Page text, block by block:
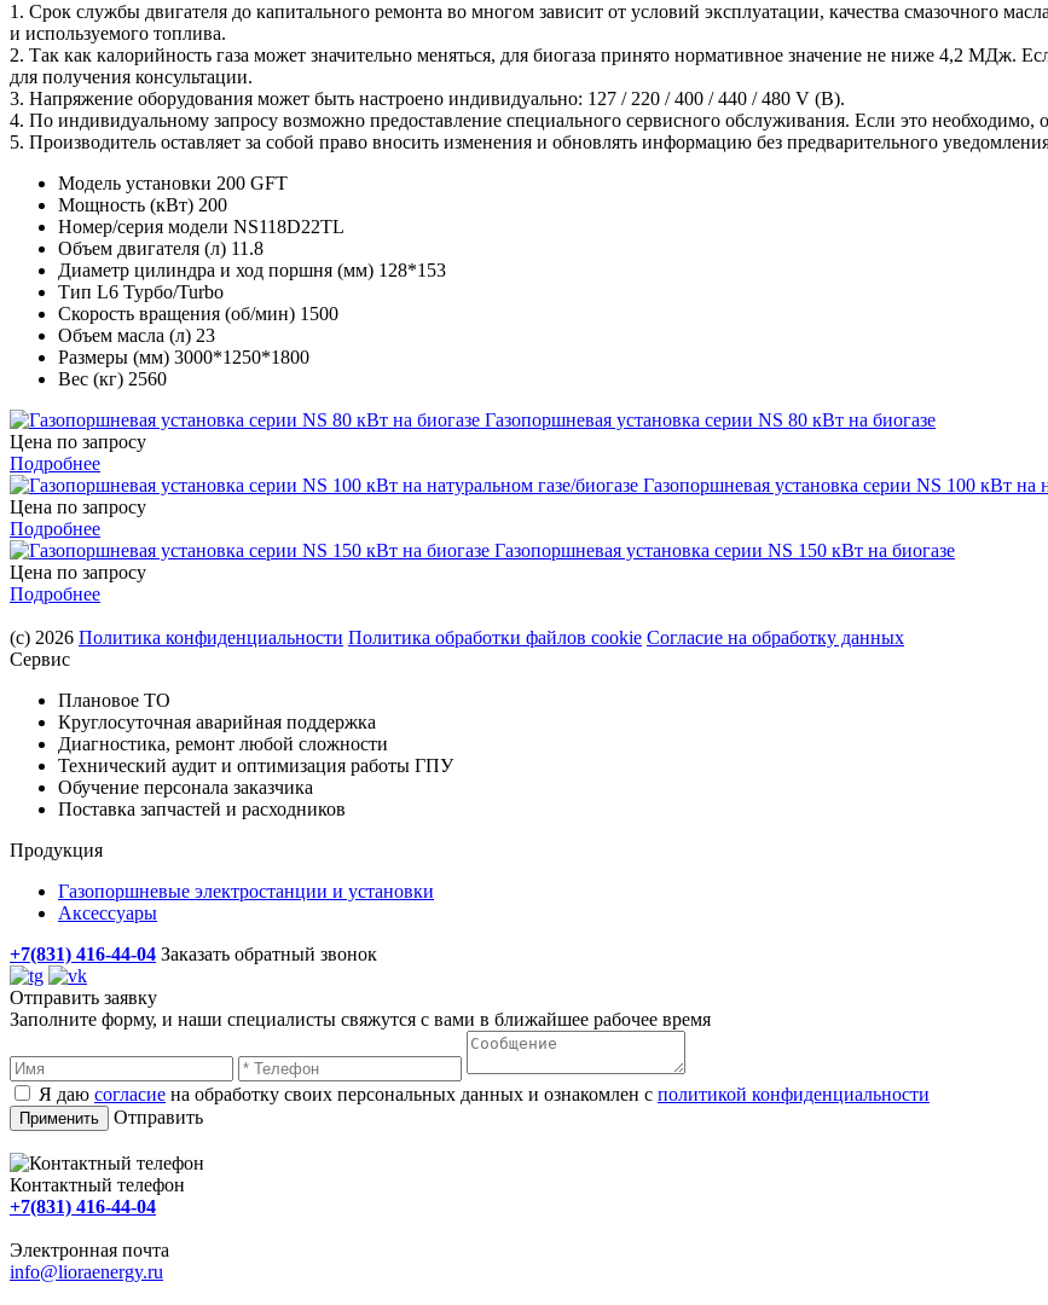
1. Срок службы двигателя до капитального ремонта во многом зависит от условий эксплуатации, качества смазочного
и используемого топлива.
2. Так как калорийность газа может значительно меняться, для биогаза принято нормативное значение не ниже 4,2 МДж.
для получения консультации.
3. Напряжение оборудования может быть настроено индивидуально: 127 / 220 / 400 / 440 / 480 V (В).
4. По индивидуальному запросу возможно предоставление специального сервисного обслуживания. Если это необходимо,
5. Производитель оставляет за собой право вносить изменения и обновлять информацию без предварительного
Модель установки 200 GFT
Мощность (кВт) 200
Номер/серия модели NS118D22TL
Объем двигателя (л) 11.8
Диаметр цилиндра и ход поршня (мм) 128*153
Тип L6 Турбо/Turbo
Скорость вращения (об/мин) 1500
Объем масла (л) 23
Размеры (мм) 3000*1250*1800
Вес (кг) 2560
Газопоршневая установка серии NS 80 кВт на биогазе
Цена по запросу
Подробнее
Газопоршневая установка серии NS 100 кВт на
Цена по запросу
Подробнее
Газопоршневая установка серии NS 150 кВт на биогазе
Цена по запросу
Подробнее
(с) 2026 Политика конфиденциальности Политика обработки файлов cookie Согласие на обработку данных
Сервис
Плановое ТО
Круглосуточная аварийная поддержка
Диагностика, ремонт любой сложности
Технический аудит и оптимизация работы ГПУ
Обучение персонала заказчика
Поставка запчастей и расходников
Продукция
Газопоршневые электростанции и установки
Аксессуары
+7(831) 416-44-04 Заказать обратный звонок
Отправить заявку
Заполните форму, и наши специалисты свяжутся с вами в ближайшее рабочее время
Я даю согласие на обработку своих персональных данных и ознакомлен с политикой конфиденциальности
Отправить
Контактный телефон
+7(831) 416-44-04
Электронная почта
info@lioraenergy.ru